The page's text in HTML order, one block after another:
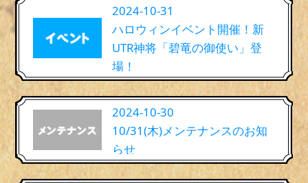
2024-10-31
ハロウィンイベント開催！新
UTR神将「碧竜の御使い」登
場！
2024-10-30
10/31(木)メンテナンスのお知
らせ